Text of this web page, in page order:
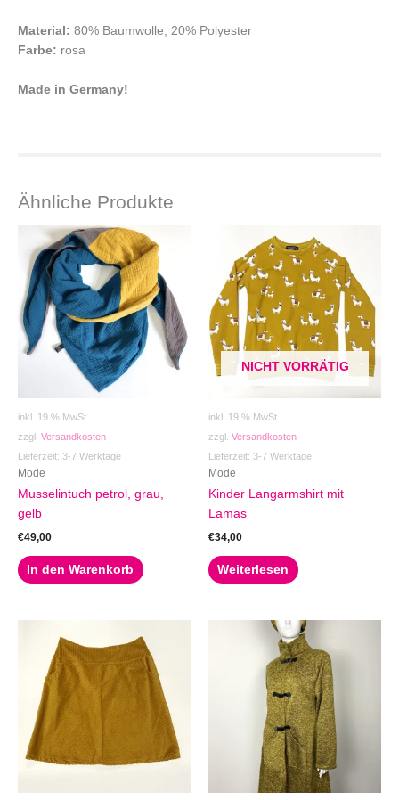
Material: 80% Baumwolle, 20% Polyester
Farbe: rosa
Made in Germany!
Ähnliche Produkte
inkl. 19 % MwSt.
zzgl. Versandkosten
Lieferzeit: 3-7 Werktage
Mode
Musselintuch petrol, grau,
gelb
€49,00
In den Warenkorb
NICHT VORRÄTIG
inkl. 19 % MwSt.
zzgl. Versandkosten
Lieferzeit: 3-7 Werktage
Mode
Kinder Langarmshirt mit
Lamas
€34,00
Weiterlesen